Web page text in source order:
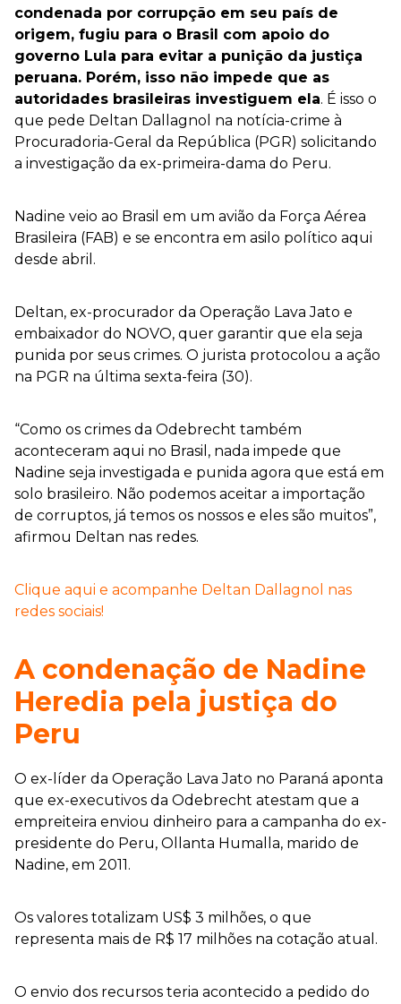
condenada por corrupção em seu país de
origem, fugiu para o Brasil com apoio do
governo Lula para evitar a punição da justiça
peruana. Porém, isso não impede que as
autoridades brasileiras investiguem ela. É isso o
que pede Deltan Dallagnol na notícia-crime à
Procuradoria-Geral da República (PGR) solicitando
a investigação da ex-primeira-dama do Peru.
Nadine veio ao Brasil em um avião da Força Aérea
Brasileira (FAB) e se encontra em asilo político aqui
desde abril.
Deltan, ex-procurador da Operação Lava Jato e
embaixador do NOVO, quer garantir que ela seja
punida por seus crimes. O jurista protocolou a ação
na PGR na última sexta-feira (30).
“Como os crimes da Odebrecht também
aconteceram aqui no Brasil, nada impede que
Nadine seja investigada e punida agora que está em
solo brasileiro. Não podemos aceitar a importação
de corruptos, já temos os nossos e eles são muitos”,
afirmou Deltan nas redes.
Clique aqui e acompanhe Deltan Dallagnol nas
redes sociais!
A condenação de Nadine
Heredia pela justiça do
Peru
O ex-líder da Operação Lava Jato no Paraná aponta
que ex-executivos da Odebrecht atestam que a
empreiteira enviou dinheiro para a campanha do ex-
presidente do Peru, Ollanta Humalla, marido de
Nadine, em 2011.
Os valores totalizam US$ 3 milhões, o que
representa mais de R$ 17 milhões na cotação atual.
O envio dos recursos teria acontecido a pedido do